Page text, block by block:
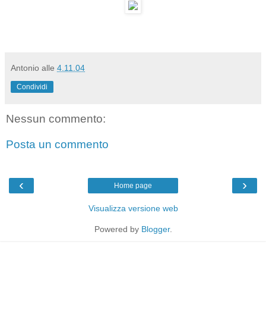
Antonio alle 4.11.04
Condividi
Nessun commento:
Posta un commento
‹ ›
Home page
Visualizza versione web
Powered by Blogger.